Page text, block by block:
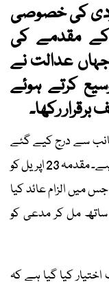
کی خصوصی
کے مقدمے کی
عدالت نے
کرتے ہوئے
رکھا۔
سے درج کیے گئے
مقدمے میں اداکار منیب بٹ کو نامزد کیا گیا ہے۔ مقدمہ 23 اپریل کو
میں الزام عائد کیا
مل کر مدعی کو
کیا گیا ہے کہ